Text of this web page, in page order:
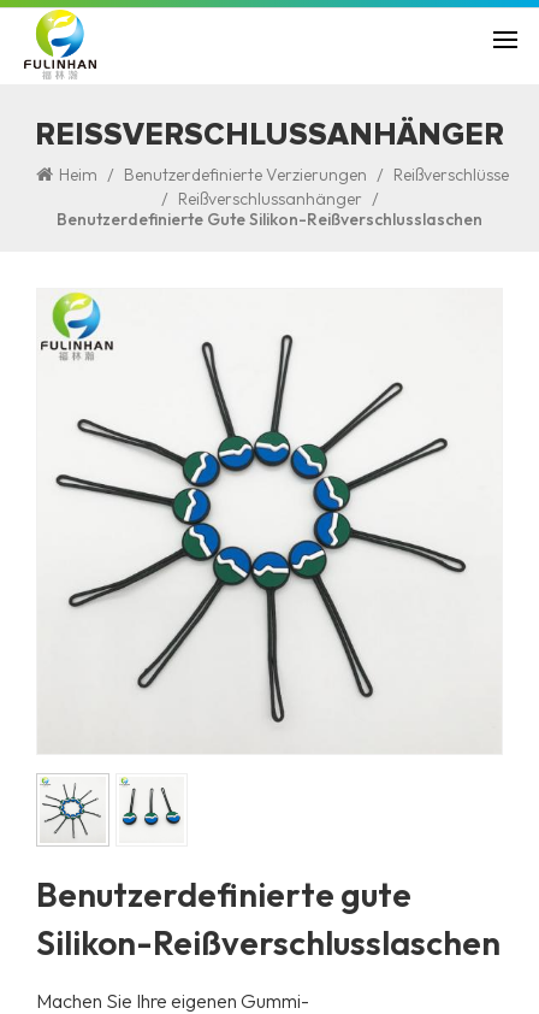
REISSVERSCHLUSSANHÄNGER
Heim / Benutzerdefinierte Verzierungen / Reißverschlüsse
/ Reißverschlussanhänger /
Benutzerdefinierte Gute Silikon-Reißverschlusslaschen
Benutzerdefinierte gute
Silikon-Reißverschlusslaschen
Machen Sie Ihre eigenen Gummi-